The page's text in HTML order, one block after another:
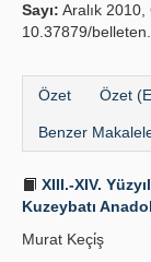
Sayı: Aralık 2010,
10.37879/
Özet Özet
Benzer
XIII.-XIV.
Kuzeybatı
Murat Keçi̇ş